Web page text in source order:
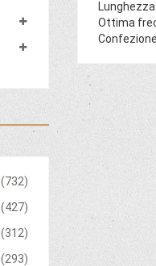
(732)
(427)
(312)
(293)
Ottima